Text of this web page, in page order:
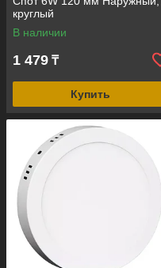
круглый
В наличии
1 479 ₸
Купить